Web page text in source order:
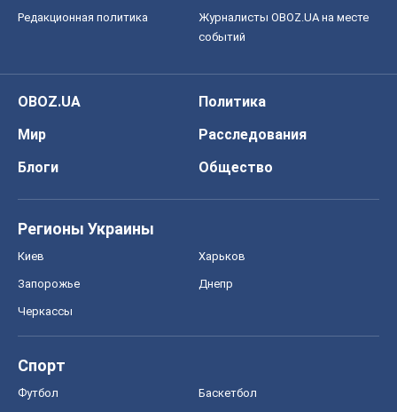
Редакционная политика
Журналисты OBOZ.UA на месте
событий
OBOZ.UA
Политика
Мир
Расследования
Блоги
Общество
Регионы Украины
Киев Харьков
Запорожье Днепр
Черкассы
Спорт
Футбол Баскетбол